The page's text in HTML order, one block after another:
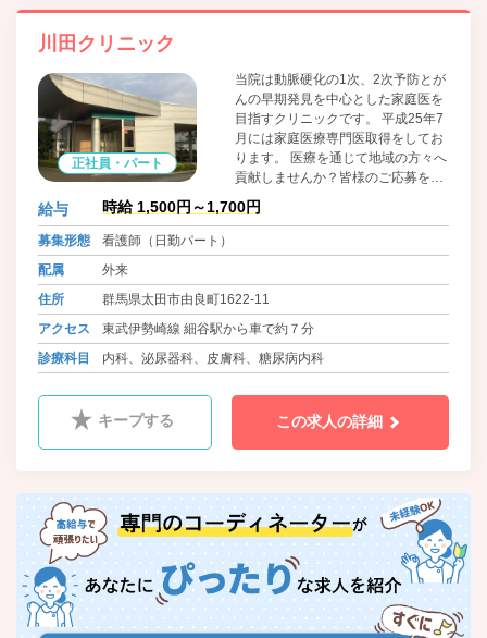
川田クリニック
正社員・パート
当院は動脈硬化の1次、2次予防とが
んの早期発見を中心とした家庭医を
目指すクリニックです。 平成25年7
月には家庭医療専門医取得をしてお
ります。 医療を通じて地域の方々へ
貢献しませんか？皆様のご応募を心
よりお待ちしております。
給与 時給 1,500円～1,700円
募集形態
看護師（日勤パート）
配属
外来
住所
群馬県太田市由良町1622-11
アクセス
東武伊勢崎線 細谷駅から車で約７分
診療科目
内科、泌尿器科、皮膚科、糖尿病内科
キープする この求人の詳細